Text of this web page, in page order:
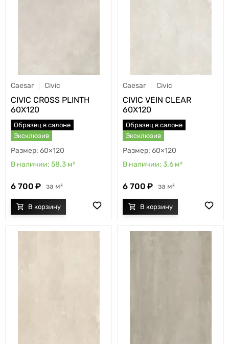
Caesar Civic
CIVIC CROSS PLINTH
60X120
Образец в салоне
Эксклюзив
60×120
58.3 м²
6 700 м²
Caesar Civic
CIVIC VEIN CLEAR
60X120
Образец в салоне
Эксклюзив
60×120
3.6 м²
6 700 м²